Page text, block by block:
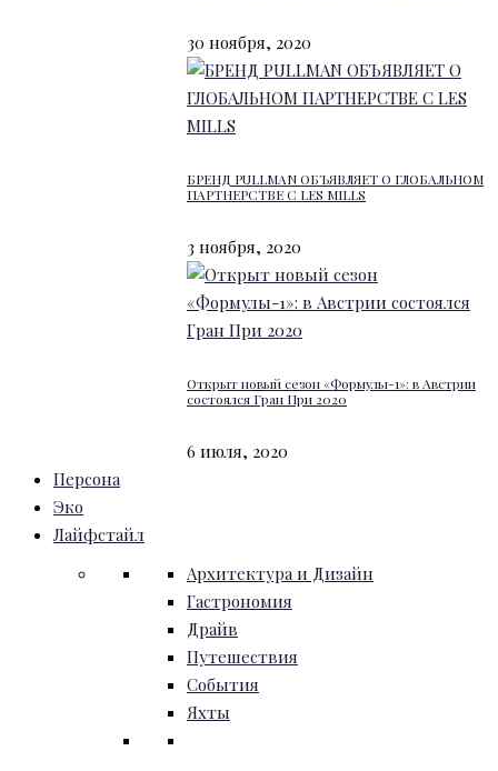
30 ноября, 2020
БРЕНД PULLMAN ОБЪЯВЛЯЕТ О ГЛОБАЛЬНОМ
ПАРТНЕРСТВЕ С LES MILLS
3 ноября, 2020
Открыт новый сезон «Формулы-1»: в Австрии
состоялся Гран При 2020
6 июля, 2020
Персона
Эко
Лайфстайл
Архитектура и Дизайн
Гастрономия
Драйв
Путешествия
События
Яхты